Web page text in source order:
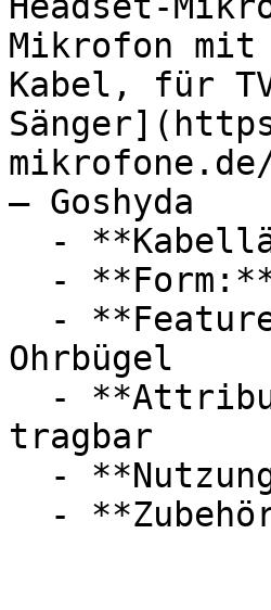
Mikrofon mit
Kabel, für
mikrofone.de/
— Goshyda
Ohrbügel
tragbar